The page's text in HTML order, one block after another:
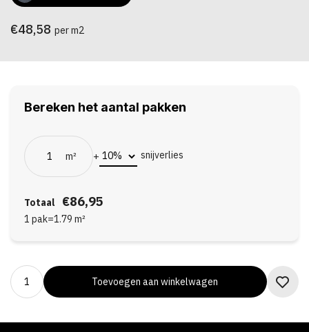
€48,58 per m2
Bereken het aantal pakken
m² + snijverlies
Totaal €86,95
1 pak=1.79 m²
Toevoegen aan winkelwagen